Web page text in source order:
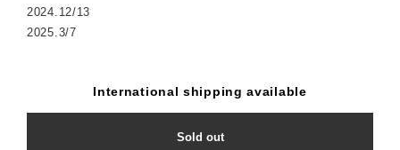
2024.12/13
2025.3/7
International shipping available
Sold out